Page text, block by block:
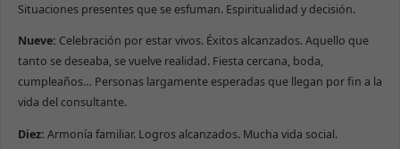
Situaciones presentes que se esfuman. Espiritualidad y decisión.
Nueve: Celebración por estar vivos. Éxitos alcanzados. Aquello que
tanto se deseaba, se vuelve realidad. Fiesta cercana, boda,
cumpleaños… Personas largamente esperadas que llegan por fin a la
vida del consultante.
Diez: Armonía familiar. Logros alcanzados. Mucha vida social.